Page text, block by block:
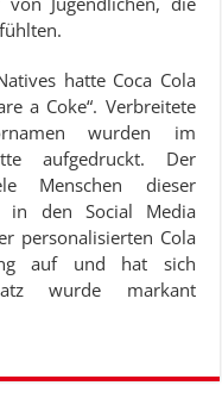
hatte Coca Cola
a Coke“. Verbreitete
wurden im
aufgedruckt. Der
Menschen dieser
in den Social Media
personalisierten Cola
auf und hat sich
wurde markant